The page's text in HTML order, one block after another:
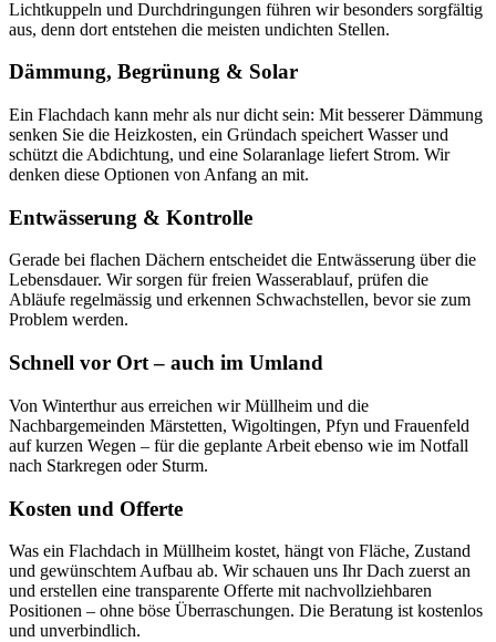
Lichtkuppeln und Durchdringungen führen wir besonders sorgfältig
aus, denn dort entstehen die meisten undichten Stellen.
Dämmung, Begrünung & Solar
Ein Flachdach kann mehr als nur dicht sein: Mit besserer Dämmung
senken Sie die Heizkosten, ein Gründach speichert Wasser und
schützt die Abdichtung, und eine Solaranlage liefert Strom. Wir
denken diese Optionen von Anfang an mit.
Entwässerung & Kontrolle
Gerade bei flachen Dächern entscheidet die Entwässerung über die
Lebensdauer. Wir sorgen für freien Wasserablauf, prüfen die
Abläufe regelmässig und erkennen Schwachstellen, bevor sie zum
Problem werden.
Schnell vor Ort – auch im Umland
Von Winterthur aus erreichen wir Müllheim und die
Nachbargemeinden Märstetten, Wigoltingen, Pfyn und Frauenfeld
auf kurzen Wegen – für die geplante Arbeit ebenso wie im Notfall
nach Starkregen oder Sturm.
Kosten und Offerte
Was ein Flachdach in Müllheim kostet, hängt von Fläche, Zustand
und gewünschtem Aufbau ab. Wir schauen uns Ihr Dach zuerst an
und erstellen eine transparente Offerte mit nachvollziehbaren
Positionen – ohne böse Überraschungen. Die Beratung ist kostenlos
und unverbindlich.